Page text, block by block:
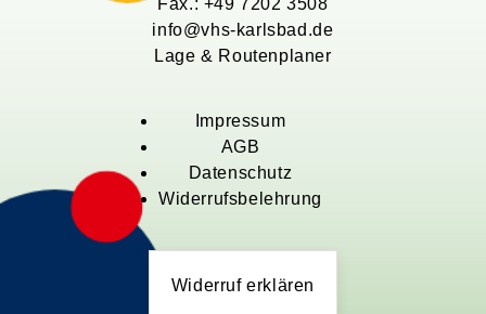
Fax.: +49 7202 3508
info@vhs-karlsbad.de
Lage & Routenplaner
Impressum
AGB
Datenschutz
Widerrufsbelehrung
Widerruf erklären